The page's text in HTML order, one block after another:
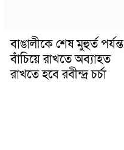
বাঙালীকে শেষ মুহুর্ত পর্যন্ত
বাঁচিয়ে রাখতে অব্যাহত
রাখতে হবে রবীন্দ্র চর্চা